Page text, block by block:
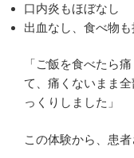
口内炎もほぼなし
出血なし、食べ物
「ご飯を食べたら
て、痛くないまま
っくりしました」
この体験から、患